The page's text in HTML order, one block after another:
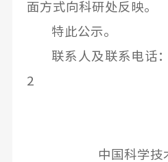
面方式向科研处反映。
特此公示。
联系人及联系电话
2
中国科学技